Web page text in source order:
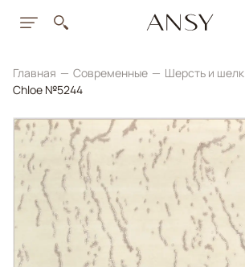
Главная Современные Шерсть и шелк
Chloe №5244